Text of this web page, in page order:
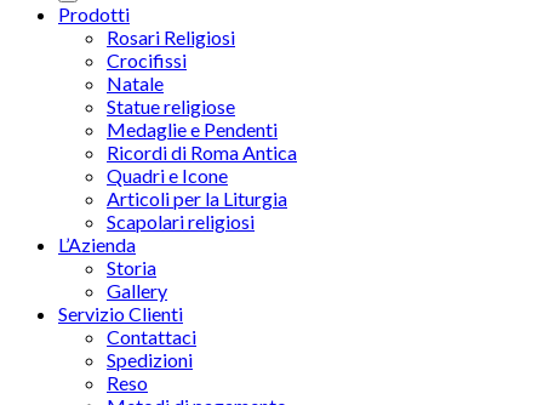
Prodotti
Rosari Religiosi
Crocifissi
Natale
Statue religiose
Medaglie e Pendenti
Ricordi di Roma Antica
Quadri e Icone
Articoli per la Liturgia
Scapolari religiosi
L’Azienda
Storia
Gallery
Servizio Clienti
Contattaci
Spedizioni
Reso